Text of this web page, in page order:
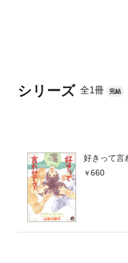
シリーズ 全1冊 完結
好きって言
660